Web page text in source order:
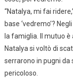
“Natalya, mi fai
base ‘vedremo’?
la famiglia. Il mutuo è
Natalya si voltò di
serrarono in pugni da
pericoloso.